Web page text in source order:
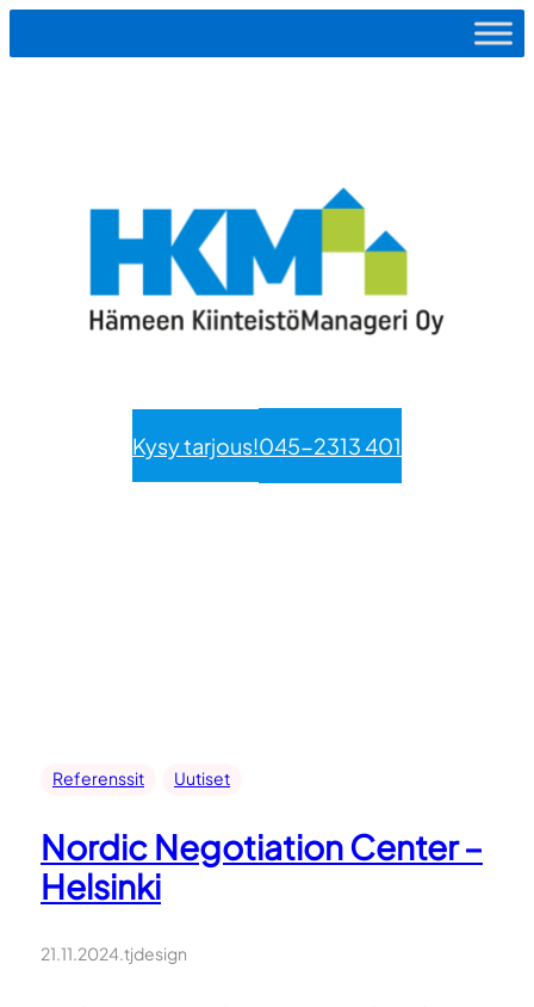
sisältöön
Kysy tarjous!045-2313 401
Referenssit Uutiset
Nordic Negotiation Center –
Helsinki
21.11.2024.tjdesign